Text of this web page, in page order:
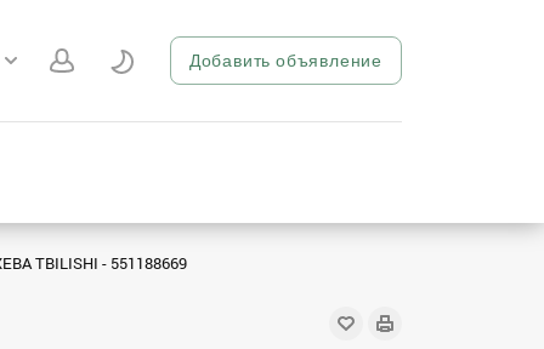
Добавить объявление
TBILISHI - 551188669